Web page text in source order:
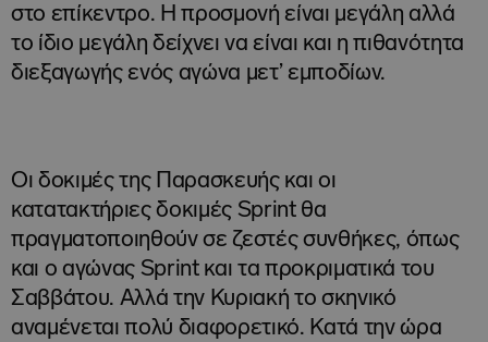
στο επίκεντρο. Η προσμονή είναι μεγάλη αλλά
το ίδιο μεγάλη δείχνει να είναι και η πιθανότητα
διεξαγωγής ενός αγώνα μετ’ εμποδίων.
Οι δοκιμές της Παρασκευής και οι
κατατακτήριες δοκιμές Sprint θα
πραγματοποιηθούν σε ζεστές συνθήκες, όπως
και ο αγώνας Sprint και τα προκριματικά του
Σαββάτου. Αλλά την Κυριακή το σκηνικό
αναμένεται πολύ διαφορετικό. Κατά την ώρα